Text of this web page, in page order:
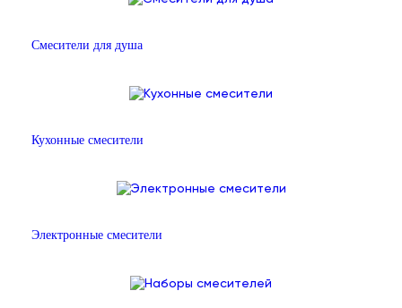
Смесители для душа
Кухонные смесители
Электронные смесители